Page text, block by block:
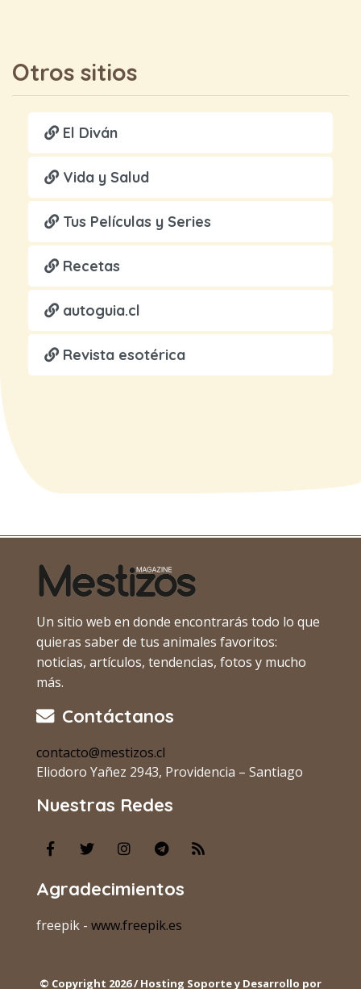
Otros sitios
El Diván
Vida y Salud
Tus Películas y Series
Recetas
autoguia.cl
Revista esotérica
Un sitio web en donde encontrarás todo lo que
quieras saber de tus animales favoritos:
noticias, artículos, tendencias, fotos y mucho
más.
Contáctanos
contacto@mestizos.cl
Eliodoro Yañez 2943, Providencia – Santiago
Nuestras Redes
Agradecimientos
freepik - www.freepik.es
© Copyright 2026 / Hosting Soporte y Desarrollo por